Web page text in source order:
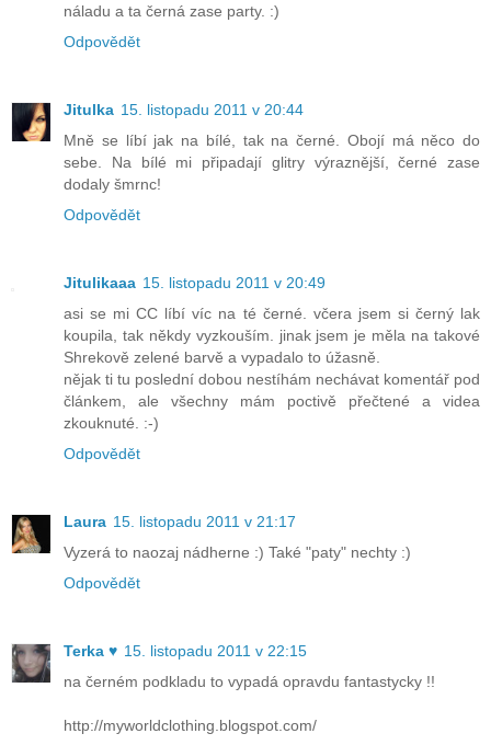
náladu a ta černá zase party. :)
Odpovědět
Jitulka 15. listopadu 2011 v 20:44
Mně se líbí jak na bílé, tak na černé. Obojí má něco do
sebe. Na bílé mi připadají glitry výraznější, černé zase
dodaly šmrnc!
Odpovědět
Jitulikaaa 15. listopadu 2011 v 20:49
asi se mi CC líbí víc na té černé. včera jsem si černý lak
koupila, tak někdy vyzkouším. jinak jsem je měla na takové
Shrekově zelené barvě a vypadalo to úžasně.
nějak ti tu poslední dobou nestíhám nechávat komentář pod
článkem, ale všechny mám poctivě přečtené a videa
zkouknuté. :-)
Odpovědět
Laura 15. listopadu 2011 v 21:17
Vyzerá to naozaj nádherne :) Také "paty" nechty :)
Odpovědět
Terka ♥ 15. listopadu 2011 v 22:15
na černém podkladu to vypadá opravdu fantastycky !!
http://myworldclothing.blogspot.com/